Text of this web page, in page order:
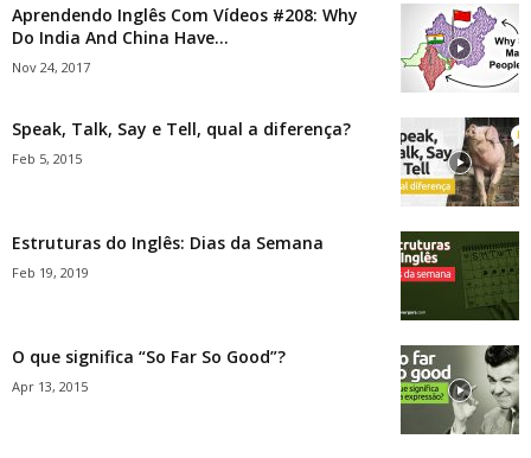
Aprendendo Inglês Com Vídeos #208: Why
Do India And China Have...
Nov 24, 2017
Speak, Talk, Say e Tell, qual a diferença?
Feb 5, 2015
Estruturas do Inglês: Dias da Semana
Feb 19, 2019
O que significa “So Far So Good”?
Apr 13, 2015